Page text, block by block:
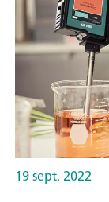
19 sept. 2022